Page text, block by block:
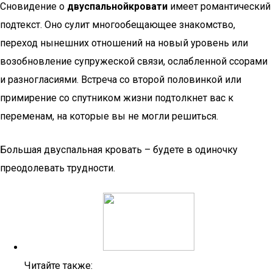
Сновидение о двуспальнойкровати имеет романтический
подтекст. Оно сулит многообещающее знакомство,
переход нынешних отношений на новый уровень или
возобновление супружеской связи, ослабленной ссорами
и разногласиями. Встреча со второй половинкой или
примирение со спутником жизни подтолкнет вас к
переменам, на которые вы не могли решиться.
Большая двуспальная кровать – будете в одиночку
преодолевать трудности.
Читайте также: